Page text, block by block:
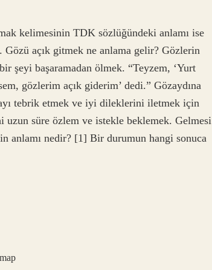
kelimesinin TDK sözlüğündeki anlamı ise
açık gitmek ne anlama gelir? Gözlerin
başaramadan ölmek. “Teyzem, ‘Yurt
gözlerim açık giderim’ dedi.” Gözaydına
tebrik etmek ve iyi dileklerini iletmek için
süre özlem ve istekle beklemek. Gelmesi
anlamı nedir? [1] Bir durumun hangi sonuca